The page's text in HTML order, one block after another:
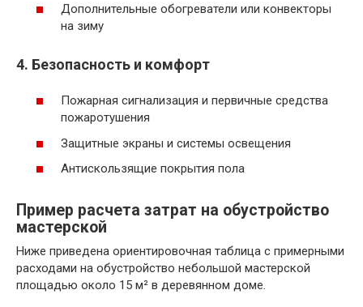
Дополнительные обогреватели или конвекторы
на зиму
4. Безопасность и комфорт
Пожарная сигнализация и первичные средства
пожаротушения
Защитные экраны и системы освещения
Антискользящие покрытия пола
Пример расчета затрат на обустройство
мастерской
Ниже приведена ориентировочная таблица с примерными
расходами на обустройство небольшой мастерской
площадью около 15 м² в деревянном доме.